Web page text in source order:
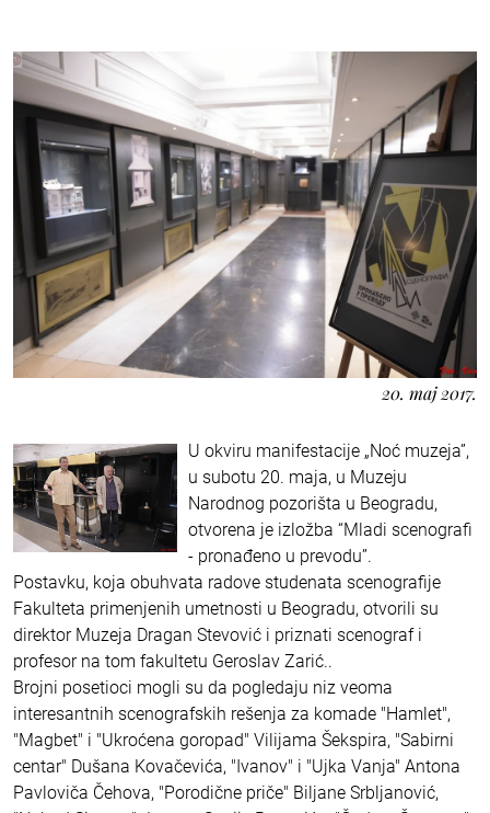
20. maj 2017.
U okviru manifestacije „Noć muzeja”,
u subotu 20. maja, u Muzeju
Narodnog pozorišta u Beogradu,
otvorena je izložba “Mladi scenografi
- pronađeno u prevodu”.
Postavku, koja obuhvata radove studenata scenografije
Fakulteta primenjenih umetnosti u Beogradu, otvorili su
direktor Muzeja Dragan Stevović i priznati scenograf i
profesor na tom fakultetu Geroslav Zarić..
Brojni posetioci mogli su da pogledaju niz veoma
interesantnih scenografskih rešenja za komade "Hamlet",
"Magbet" i "Ukroćena goropad" Vilijama Šekspira, "Sabirni
centar" Dušana Kovačevića, "Ivanov" i "Ujka Vanja" Antona
Pavloviča Čehova, "Porodične priče" Biljane Srbljanović,